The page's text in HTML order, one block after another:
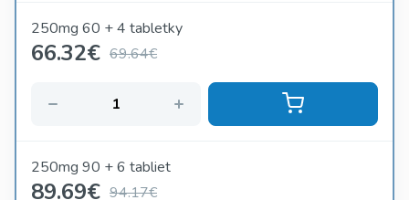
250mg 60 + 4 tabletky
66.32€ 69.64€
250mg 90 + 6 tabliet
89.69€ 94.17€